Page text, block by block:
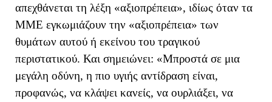
απεχθάνεται τη λέξη «αξιοπρέπεια», ιδίως όταν τα
ΜΜΕ εγκωμιάζουν την «αξιοπρέπεια» των
θυμάτων αυτού ή εκείνου του τραγικού
περιστατικού. Και σημειώνει: «Μπροστά σε μια
μεγάλη οδύνη, η πιο υγιής αντίδραση είναι,
προφανώς, να κλάψει κανείς, να ουρλιάξει, να